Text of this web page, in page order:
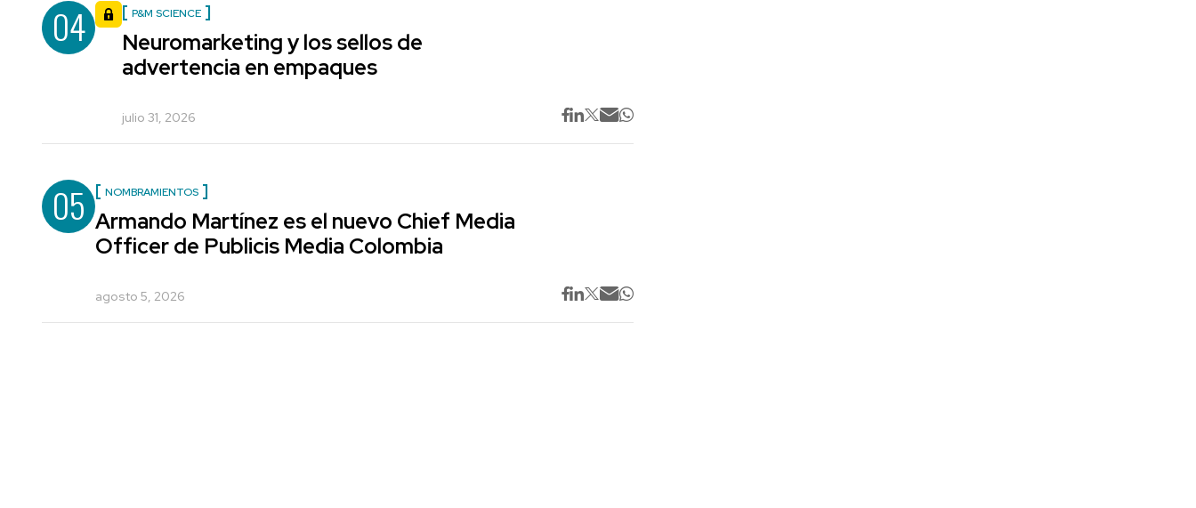
04 P&M SCIENCE
Neuromarketing y los sellos de
advertencia en empaques
julio 31, 2026
05 NOMBRAMIENTOS
Armando Martínez es el nuevo Chief Media
Officer de Publicis Media Colombia
agosto 5, 2026